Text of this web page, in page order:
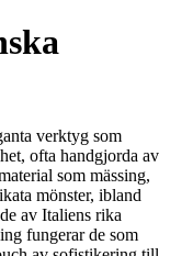
verktyg som
ofta handgjorda av
som mässing,
mönster, ibland
av Italiens rika
fungerar de som